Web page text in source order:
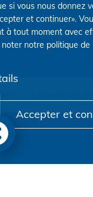
si vous nous donnez
et continuer».
à tout moment avec
notre politique de
Accepter et